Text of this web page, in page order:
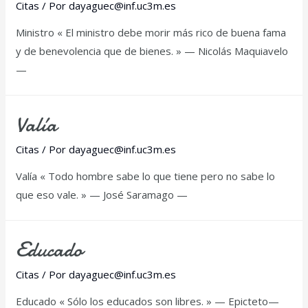
Citas / Pordayaguec@inf.uc3m.es
Ministro « El ministro debe morir más rico de buena fama
y de benevolencia que de bienes. » — Nicolás Maquiavelo
—
Valía
Citas / Pordayaguec@inf.uc3m.es
Valía « Todo hombre sabe lo que tiene pero no sabe lo
que eso vale. » — José Saramago —
Educado
Citas / Pordayaguec@inf.uc3m.es
Educado « Sólo los educados son libres. » — Epicteto—